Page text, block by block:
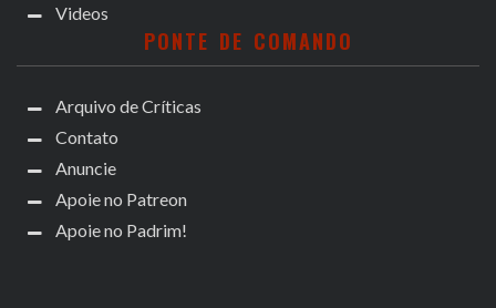
Videos
PONTE DE COMANDO
Arquivo de Críticas
Contato
Anuncie
Apoie no Patreon
Apoie no Padrim!